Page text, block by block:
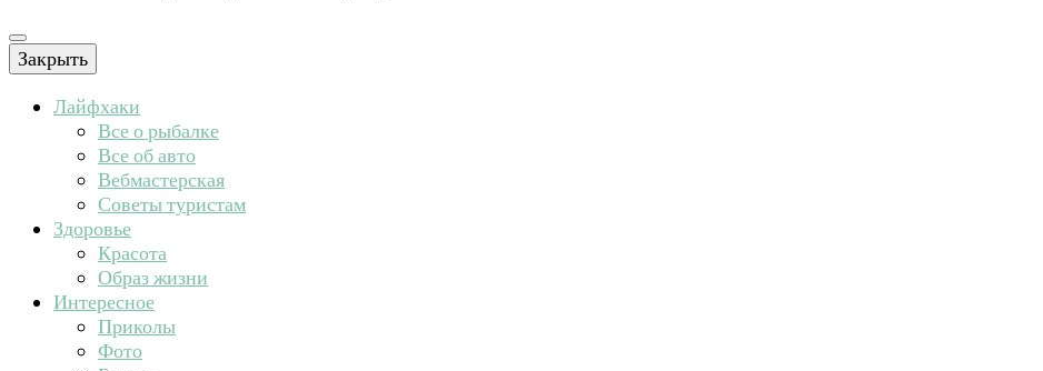
Закрыть
Лайфхаки
Все о рыбалке
Все об авто
Вебмастерская
Советы туристам
Здоровье
Красота
Образ жизни
Интересное
Приколы
Фото